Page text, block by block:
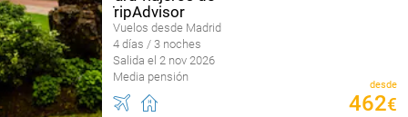
Vuelos desde Madrid
4 días / 3 noches
Salida el 2 nov 2026
Media pensión
desde
462€